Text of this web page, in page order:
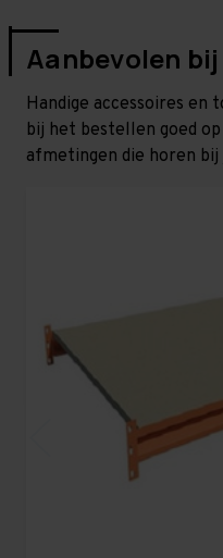
Aanbevolen
Handige accessoires en
bij het bestellen goed
afmetingen die horen